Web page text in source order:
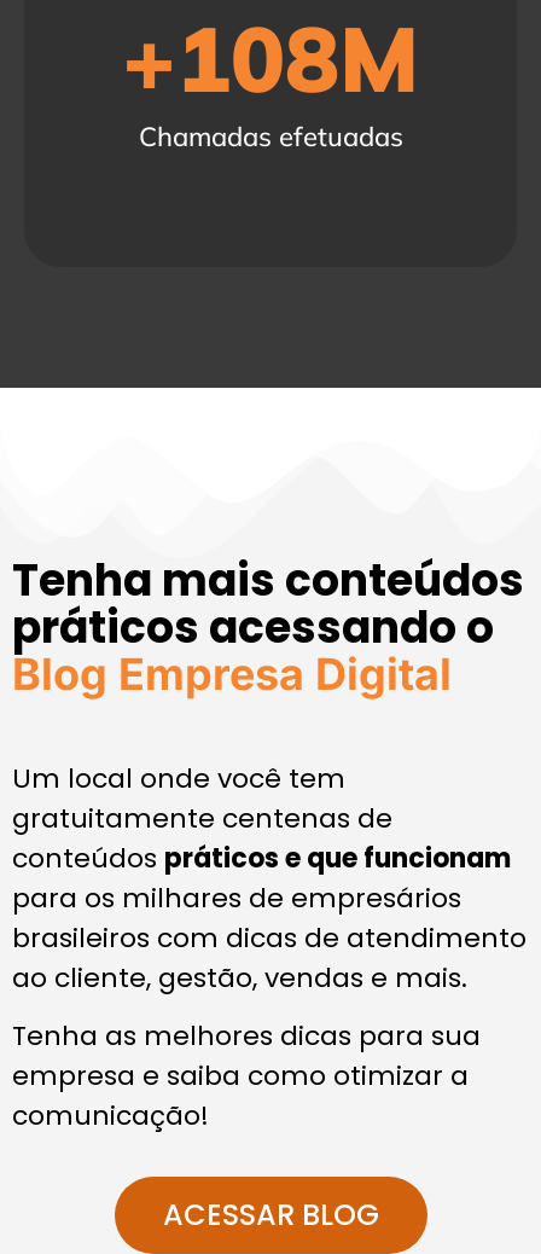
Chamadas efetuadas
+108M
Tenha mais conteúdos
práticos acessando o
Blog Empresa Digital
Um local onde você tem
gratuitamente centenas de
conteúdos práticos e que funcionam
para os milhares de empresários
brasileiros com dicas de atendimento
ao cliente, gestão, vendas e mais.
Tenha as melhores dicas para sua
empresa e saiba como otimizar a
comunicação!
ACESSAR BLOG